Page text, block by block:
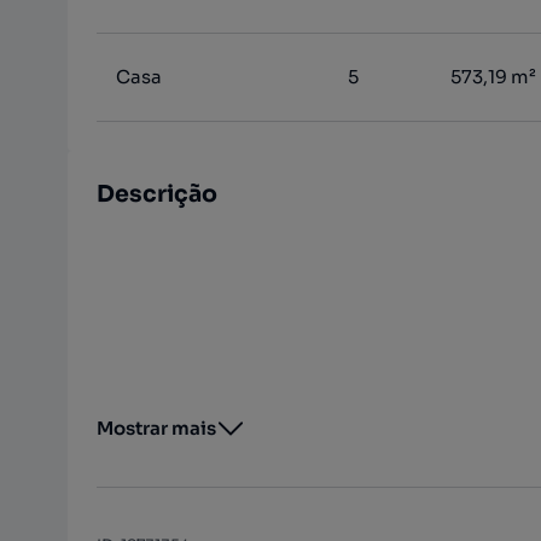
Casa 5 573,19 m²
Descrição
Mostrar mais